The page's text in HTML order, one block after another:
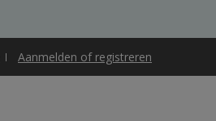
Aanmelden of registreren